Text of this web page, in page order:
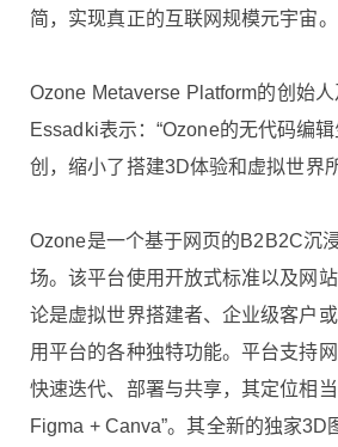
简，实现真正的互联网规模元宇宙。
Ozone Metaverse Platform的创始
Essadki表示：“Ozone的无代码编
创，缩小了搭建3D体验和虚拟世界
Ozone是一个基于网页的B2B2C沉
场。该平台使用开放式标准以及网
论是虚拟世界搭建者、企业级客户
用平台的各种独特功能。平台支持
快速迭代、部署与共享，其定位相
Figma + Canva”。其全新的独家3D